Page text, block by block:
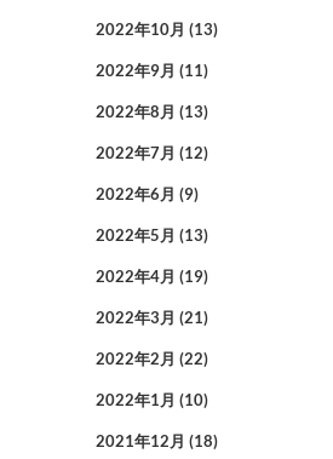
2022年10月 (13)
2022年9月 (11)
2022年8月 (13)
2022年7月 (12)
2022年6月 (9)
2022年5月 (13)
2022年4月 (19)
2022年3月 (21)
2022年2月 (22)
2022年1月 (10)
2021年12月 (18)